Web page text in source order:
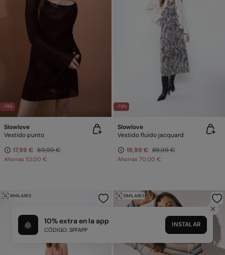
-74%
Slowlove
Vestido punto
17,99 € 69,99 €
Ahorras 52,00 €
-78%
Slowlove
Vestido fluido jacquard
19,99 € 89,99 €
Ahorras 70,00 €
SIMILARES SIMILARES
10% extra en la app
CÓDIGO: SPFAPP
INSTALAR